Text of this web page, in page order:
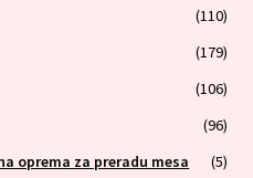
(110)
(179)
(106)
(96)
oprema za preradu mesa
(5)